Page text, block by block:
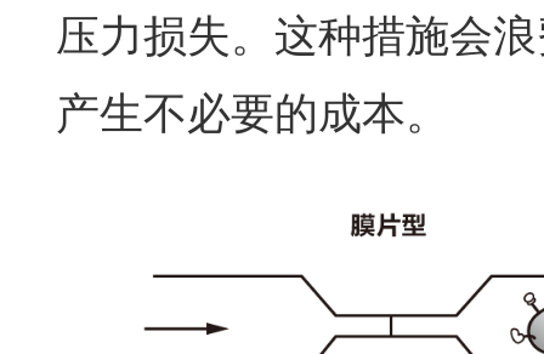
压力损失。这种措施会
产生不必要的成本。